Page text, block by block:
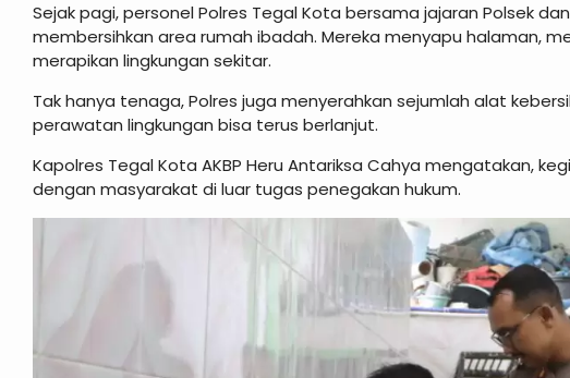
Sejak pagi, personel Polres Tegal Kota bersama jajaran Polsek
membersihkan area rumah ibadah. Mereka menyapu halaman,
merapikan lingkungan sekitar.
Tak hanya tenaga, Polres juga menyerahkan sejumlah alat
perawatan lingkungan bisa terus berlanjut.
Kapolres Tegal Kota AKBP Heru Antariksa Cahya mengatakan,
dengan masyarakat di luar tugas penegakan hukum.